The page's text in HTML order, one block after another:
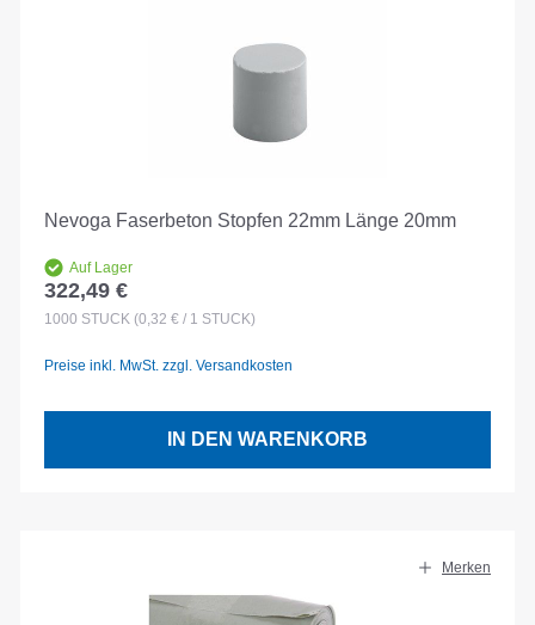
Nevoga Faserbeton Stopfen 22mm Länge 20mm
Auf Lager
Regulärer Preis:
322,49 €
1000 STÜCK (0,32 € / 1 STÜCK)
Preise inkl. MwSt. zzgl. Versandkosten
IN DEN WARENKORB
Merken